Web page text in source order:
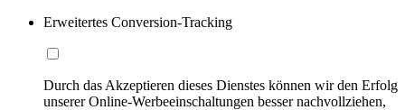
Erweitertes Conversion-Tracking
Durch das Akzeptieren dieses Dienstes können wir den Erfolg
unserer Online-Werbeeinschaltungen besser nachvollziehen,